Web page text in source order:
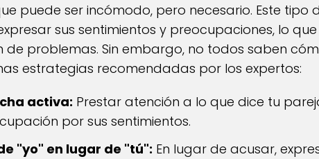
puede ser incómodo, pero necesario. Este
sus sentimientos y preocupaciones, lo
de problemas. Sin embargo, no todos saben
estrategias recomendadas por los expertos:
activa: Prestar atención a lo que dice tu
por sus sentimientos.
"yo" en lugar de "tú": En lugar de acusar,